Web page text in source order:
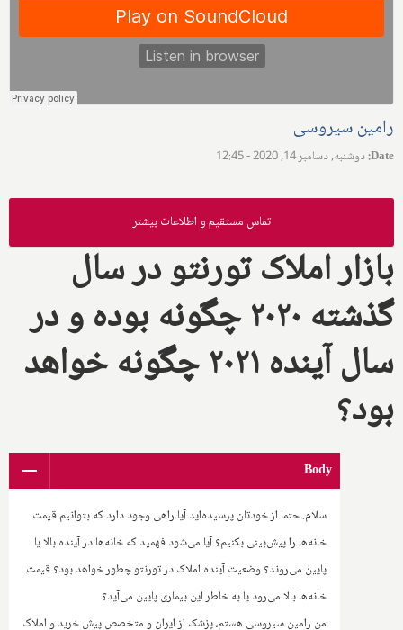
رامین سیروسی
Date
:دوشنبه, دسامبر 14, 2020 - 12:45
تماس مستقیم و اطلاعات بیشتر
بازار املاک تورنتو در سال
گذشته ۲۰۲۰ چگونه بوده و در
سال آینده ۲۰۲۱ چگونه خواهد
بود؟
Body
سلام. حتما از خودتان پرسیده‌اید آیا راهی وجود دارد که بتوانیم قیمت
خانه‌ها را پیش‌بینی بکنیم؟ آیا می‌شود فهمید که خانه‌ها در آینده بالا یا
پایین می‌روند؟ وضعیت آینده املاک در تورنتو چطور‌ خواهد بود؟ قیمت
خانه‌ها بالا می‌رود یا به خاطر این بیماری پایین می‌آید؟
‌من رامین سیروسی هستم، پزشک از ایران و متخصص پیش خرید و املاک